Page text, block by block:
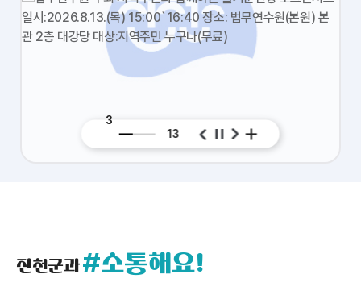
3
13
진천군과 #소통해요!